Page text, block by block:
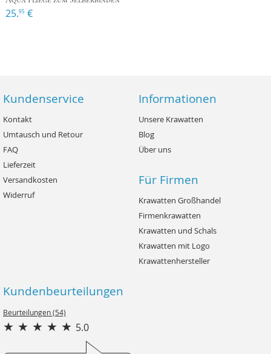
25.95 €
Kundenservice
Kontakt
Umtausch und Retour
FAQ
Lieferzeit
Versandkosten
Widerruf
Informationen
Unsere Krawatten
Blog
Über uns
Für Firmen
Krawatten Großhandel
Firmenkrawatten
Krawatten und Schals
Krawatten mit Logo
Krawattenhersteller
Kundenbeurteilungen
Beurteilungen (54)
5.0